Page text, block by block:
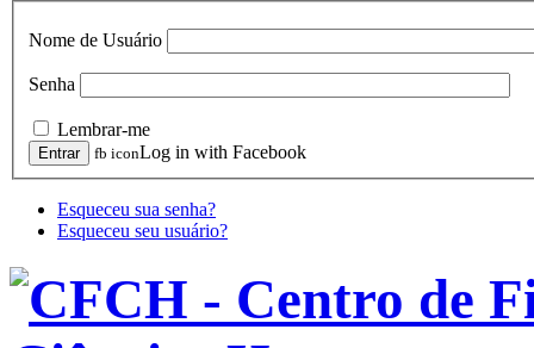
Nome de Usuário
Senha
Lembrar-me
fb iconLog in with Facebook
Esqueceu sua senha?
Esqueceu seu usuário?